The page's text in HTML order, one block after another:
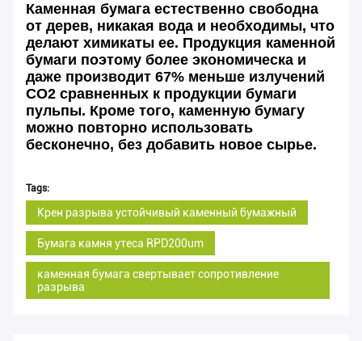
Каменная бумага естественно свободна
от дерев, никакая вода и необходимы, что
делают химикаты ее. Продукция каменной
бумаги поэтому более экономическа и
даже производит 67% меньше излучений
СО2 сравненных к продукции бумаги
пульпы. Кроме того, каменную бумагу
можно повторно использовать
бесконечно, без добавить новое сырье.
Tags:
Крен разрыва устойчивый каменный бумажный
Бумага камня утеса RPD200um
каменная бумага свертывает сопротивление
разрыва